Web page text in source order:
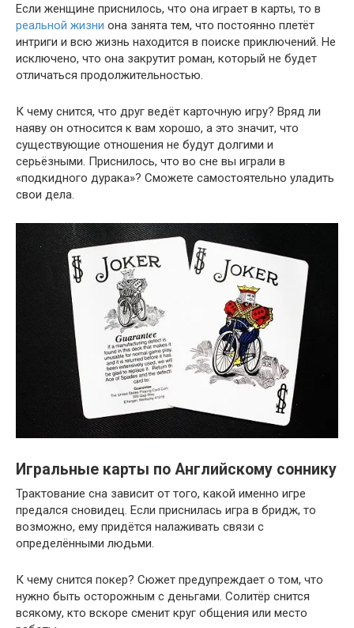
Если женщине приснилось, что она играет в карты, то в
реальной жизни она занята тем, что постоянно плетёт
интриги и всю жизнь находится в поиске приключений. Не
исключено, что она закрутит роман, который не будет
отличаться продолжительностью.
К чему снится, что друг ведёт карточную игру? Вряд ли
наяву он относится к вам хорошо, а это значит, что
существующие отношения не будут долгими и
серьёзными. Приснилось, что во сне вы играли в
«подкидного дурака»? Сможете самостоятельно уладить
свои дела.
Игральные карты по Английскому соннику
Трактование сна зависит от того, какой именно игре
предался сновидец. Если приснилась игра в бридж, то
возможно, ему придётся налаживать связи с
определёнными людьми.
К чему снится покер? Сюжет предупреждает о том, что
нужно быть осторожным с деньгами. Солитёр снится
всякому, кто вскоре сменит круг общения или место